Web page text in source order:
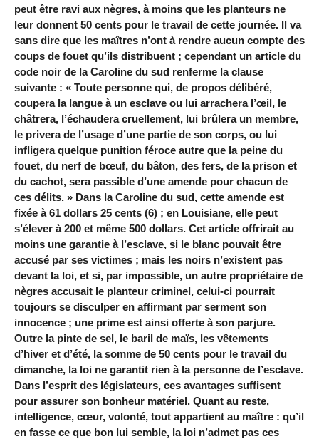
peut être ravi aux nègres, à moins que les planteurs ne
leur donnent 50 cents pour le travail de cette journée. Il va
sans dire que les maîtres n’ont à rendre aucun compte des
coups de fouet qu’ils distribuent ; cependant un article du
code noir de la Caroline du sud renferme la clause
suivante : « Toute personne qui, de propos délibéré,
coupera la langue à un esclave ou lui arrachera l’œil, le
châtrera, l’échaudera cruellement, lui brûlera un membre,
le privera de l’usage d’une partie de son corps, ou lui
infligera quelque punition féroce autre que la peine du
fouet, du nerf de bœuf, du bâton, des fers, de la prison et
du cachot, sera passible d’une amende pour chacun de
ces délits. » Dans la Caroline du sud, cette amende est
fixée à 61 dollars 25 cents (6) ; en Louisiane, elle peut
s’élever à 200 et même 500 dollars. Cet article offrirait au
moins une garantie à l’esclave, si le blanc pouvait être
accusé par ses victimes ; mais les noirs n’existent pas
devant la loi, et si, par impossible, un autre propriétaire de
nègres accusait le planteur criminel, celui-ci pourrait
toujours se disculper en affirmant par serment son
innocence ; une prime est ainsi offerte à son parjure.
Outre la pinte de sel, le baril de maïs, les vêtements
d’hiver et d’été, la somme de 50 cents pour le travail du
dimanche, la loi ne garantit rien à la personne de l’esclave.
Dans l’esprit des législateurs, ces avantages suffisent
pour assurer son bonheur matériel. Quant au reste,
intelligence, cœur, volonté, tout appartient au maître : qu’il
en fasse ce que bon lui semble, la loi n’admet pas ces